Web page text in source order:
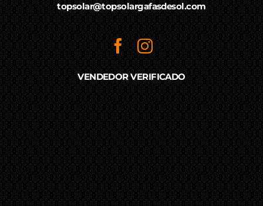
topsolar@topsolargafasdesol.com
VENDEDOR VERIFICADO